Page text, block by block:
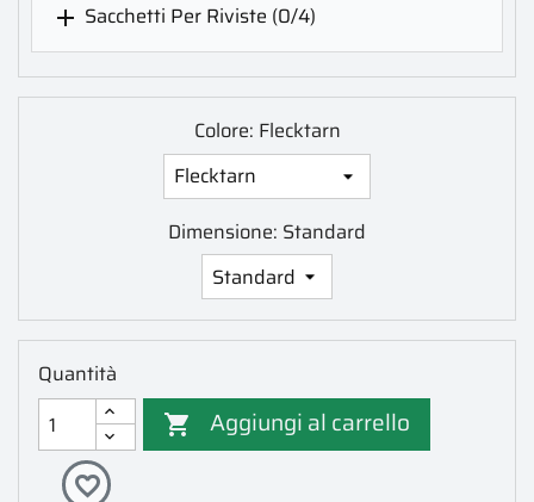
 Sacchetti Per Riviste (0/4)
Colore: Flecktarn
Dimensione: Standard
Quantità
 Aggiungi al carrello
favorite_border